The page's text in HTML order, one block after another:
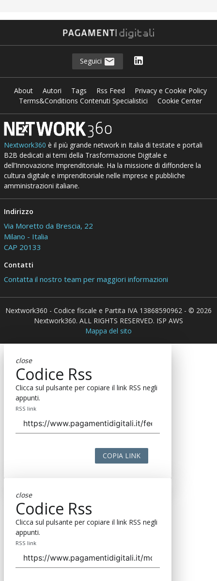
Seguici
About Autori Tags Rss Feed
Privacy e Cookie Policy
Terms&Conditions Contenuti Specialistici
Cookie Center
Nextwork360 è il più grande network in Italia di testate e portali
B2B dedicati ai temi della Trasformazione Digitale e
dell’Innovazione Imprenditoriale. Ha la missione di diffondere la
cultura digitale e imprenditoriale nelle imprese e pubbliche
amministrazioni italiane.
Indirizzo
Via Moretto da Brescia, 22
Milano - Italia
CAP 20133
Contatti
Contatta il nostro team per maggiori informazioni
Nextwork360 - Codice fiscale e Partita IVA 13868590962 - © 2026
Nextwork360. ALL RIGHTS RESERVED. ISP AWS
Mappa del sito
close
Codice Rss
Clicca sul pulsante per copiare il link RSS negli
appunti.
RSS link
COPIA LINK
close
Codice Rss
Clicca sul pulsante per copiare il link RSS negli
appunti.
RSS link